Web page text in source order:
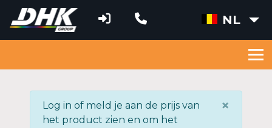
NL
×
Log in of meld je aan de prijs van
het product zien en om het